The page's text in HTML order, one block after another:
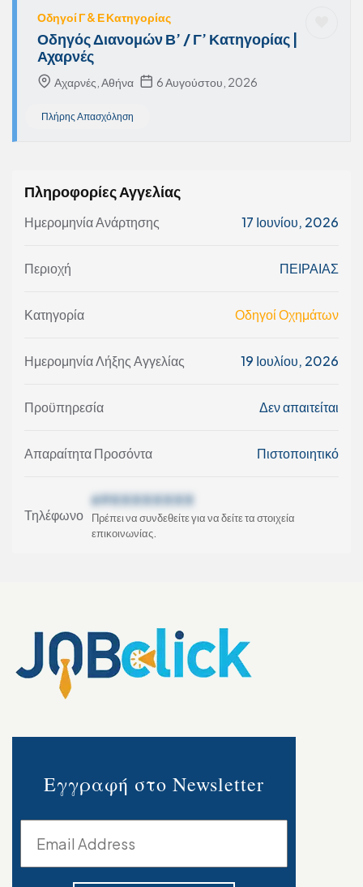
Οδηγοί Γ & Ε Κατηγορίας
Οδηγός Διανομών Β’ / Γ’ Κατηγορίας |
Αχαρνές
Αχαρνές, Αθήνα 6 Αυγούστου, 2026
Πλήρης Απασχόληση
Πληροφορίες Αγγελίας
Ημερομηνία Ανάρτησης 17 Ιουνίου, 2026
Περιοχή ΠΕΙΡΑΙΑΣ
Κατηγορία Οδηγοί Οχημάτων
Ημερομηνία Λήξης Αγγελίας 19 Ιουλίου, 2026
Προϋπηρεσία Δεν απαιτείται
Απαραίτητα Προσόντα Πιστοποιητικό
Τηλέφωνο
69XXXXXXXX
Πρέπει να συνδεθείτε για να δείτε τα στοιχεία
επικοινωνίας.
Εγγραφή στο Newsletter